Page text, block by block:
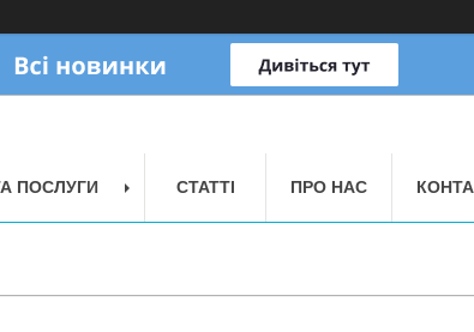
ПОСЛУГИ СТАТТІ ПРО НАС